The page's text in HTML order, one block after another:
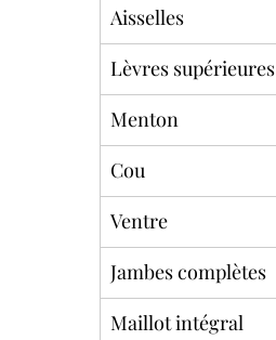
Aisselles
Lèvres supérieures
Menton
Cou
Ventre
Jambes complètes
Maillot intégral